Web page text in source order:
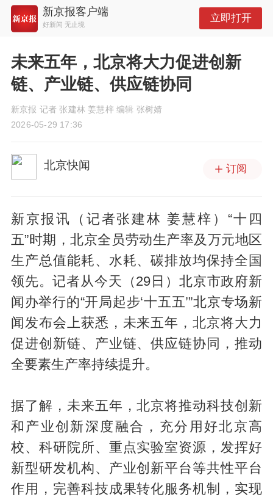
新京报客户端
好新闻 无止境
立即打开
未来五年，北京将大力促进创新
链、产业链、供应链协同
新京报 记者 张建林 姜慧梓 编辑 张树婧
2026-05-29 17:36
北京快闻 订阅
新京报讯（记者张建林 姜慧梓）“十四
五”时期，北京全员劳动生产率及万元地区
生产总值能耗、水耗、碳排放均保持全国
领先。记者从今天（29日）北京市政府新
闻办举行的“开局起步‘十五五’”北京专场新
闻发布会上获悉，未来五年，北京将大力
促进创新链、产业链、供应链协同，推动
全要素生产率持续提升。
据了解，未来五年，北京将推动科技创新
和产业创新深度融合，充分用好北京高
校、科研院所、重点实验室资源，发挥好
新型研发机构、产业创新平台等共性平台
作用，完善科技成果转化服务机制，实现